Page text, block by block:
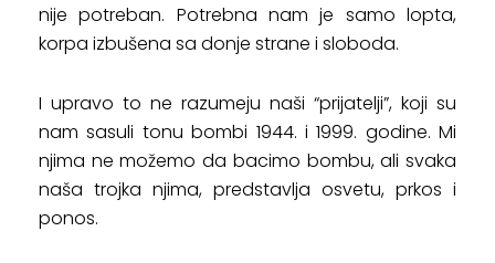
nije potreban. Potrebna nam je samo lopta,
korpa izbušena sa donje strane i sloboda.
I upravo to ne razumeju naši “prijatelji”, koji su
nam sasuli tonu bombi 1944. i 1999. godine. Mi
njima ne možemo da bacimo bombu, ali svaka
naša trojka njima, predstavlja osvetu, prkos i
ponos.